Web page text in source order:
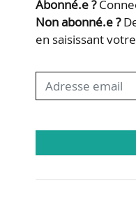
rédigé, le nouveau
Abonné.e ?
Non abonné.e ?
en saisissant